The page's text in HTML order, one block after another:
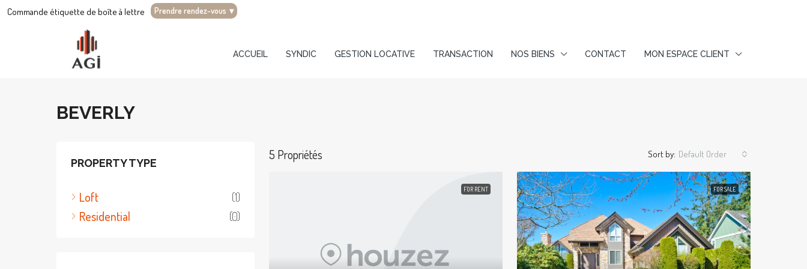
Commande étiquette de boîte à lettre Prendre rendez-vous ▾
ACCUEIL SYNDIC GESTION LOCATIVE TRANSACTION NOS BIENS CONTACT MON ESPACE CLIENT
BEVERLY
5 Propriétés Sort by: Default Order
FOR RENT FOR SALE
PROPERTY TYPE
Loft
(1)
Residential
(0)